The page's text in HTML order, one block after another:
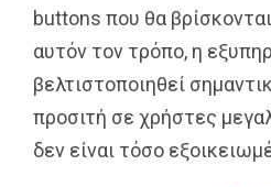
buttons που θα
αυτόν τον τρόπο, η
βελτιστοποιηθεί
προσιτή σε χρήστες
δεν είναι τόσο